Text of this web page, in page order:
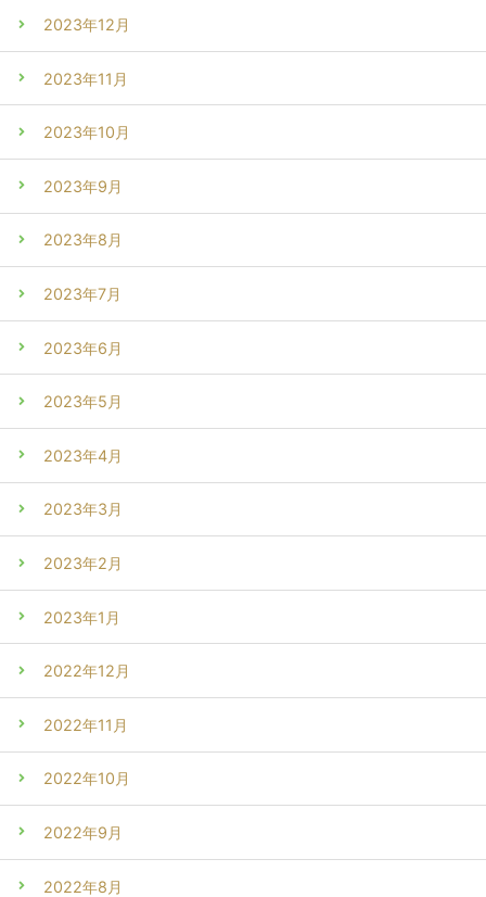
2023年12月
2023年11月
2023年10月
2023年9月
2023年8月
2023年7月
2023年6月
2023年5月
2023年4月
2023年3月
2023年2月
2023年1月
2022年12月
2022年11月
2022年10月
2022年9月
2022年8月